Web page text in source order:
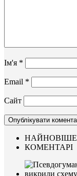
Ім'я *
Email *
Сайт
НАЙНОВІШЕ
КОМЕНТАРІ